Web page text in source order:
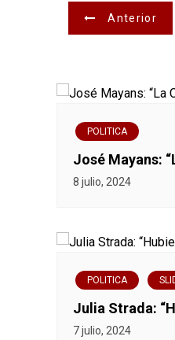
N
v
e
g
a
i
ó
n
Anterior
POLITICA
José Mayans:
8 julio, 2024
POLITICA
Julia Strada:
7 julio, 2024